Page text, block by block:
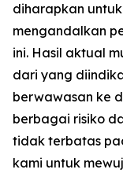
diharapkan
mengandalkan
ini. Hasil aktual
dari yang
berwawasan ke
berbagai risiko
tidak terbatas
kami untuk